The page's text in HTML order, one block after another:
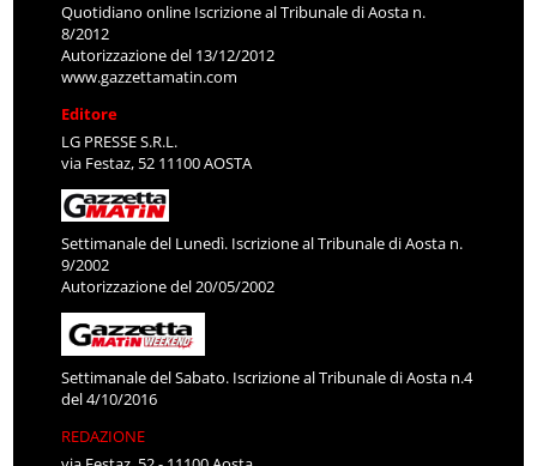
Quotidiano online Iscrizione al Tribunale di Aosta n.
8/2012
Autorizzazione del 13/12/2012
www.gazzettamatin.com
Editore
LG PRESSE S.R.L.
via Festaz, 52 11100 AOSTA
Settimanale del Lunedì. Iscrizione al Tribunale di Aosta n.
9/2002
Autorizzazione del 20/05/2002
Settimanale del Sabato. Iscrizione al Tribunale di Aosta n.4
del 4/10/2016
REDAZIONE